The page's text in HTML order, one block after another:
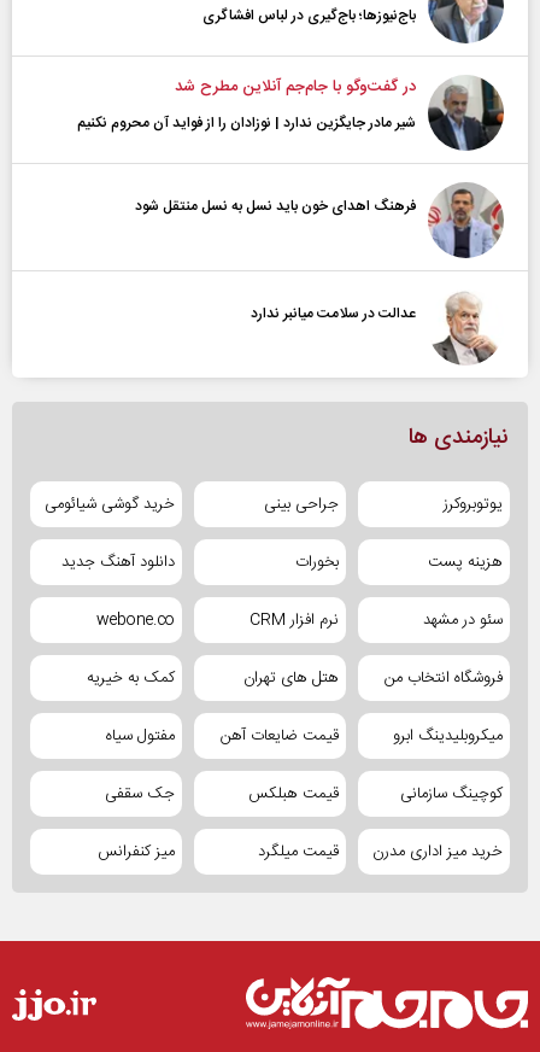
باج‌نیوزها؛ باج‌گیری در لباس افشاگری
در گفت‌و‌گو با جام‌جم آنلاین مطرح شد
شیر مادر جایگزین ندارد | نوزادان را از فواید آن محروم نکنیم
فرهنگ اهدای خون باید نسل به نسل منتقل شود
عدالت در سلامت میانبر ندارد
نیازمندی ها
یوتوبروکرز جراحی بینی خرید گوشی شیائومی
هزینه پست بخورات دانلود آهنگ جدید
سئو در مشهد نرم افزار CRM webone.co
فروشگاه انتخاب من هتل های تهران کمک به خیریه
میکروبلیدینگ ابرو قیمت ضایعات آهن مفتول سیاه
کوچینگ سازمانی قیمت هبلکس جک سقفی
خرید میز اداری مدرن قیمت میلگرد میز کنفرانس